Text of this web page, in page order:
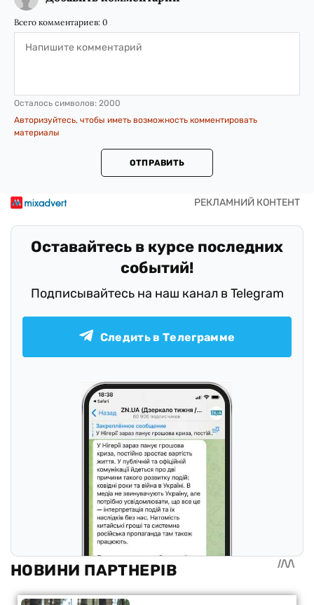
Всего комментариев: 0
Осталось символов: 2000
Авторизуйтесь, чтобы иметь возможность комментировать
материалы
ОТПРАВИТЬ
Оставайтесь в курсе последних
событий!
Подписывайтесь на наш канал в Telegram
Следить в Телеграмме